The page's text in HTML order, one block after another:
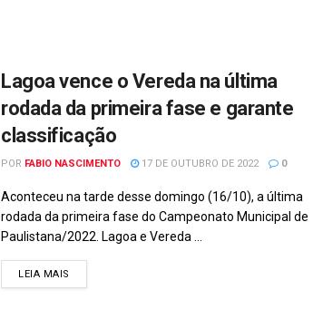
Lagoa vence o Vereda na última
rodada da primeira fase e garante
classificação
POR FABIO NASCIMENTO 17 DE OUTUBRO DE 2022 0
Aconteceu na tarde desse domingo (16/10), a última
rodada da primeira fase do Campeonato Municipal de
Paulistana/2022. Lagoa e Vereda ...
LEIA MAIS